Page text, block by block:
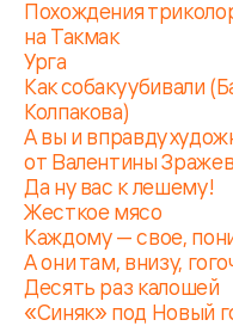
Похождения
на Такмак
Урга
Как собаку убивали
Колпакова)
А вы и вправду
от Валентины
Да ну вас к лешему!
Жесткое мясо
Каждому — свое,
А они там, внизу,
Десять раз калошей
«Cиняк» под Новый